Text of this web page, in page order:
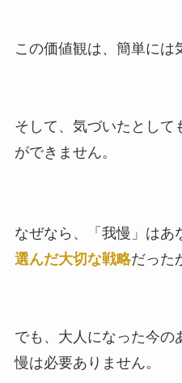
この価値観は、簡単には
そして、気づいたとして
ができません。
なぜなら、「我慢」はあ
選んだ大切な戦略だった
でも、大人になった今の
慢は必要ありません。